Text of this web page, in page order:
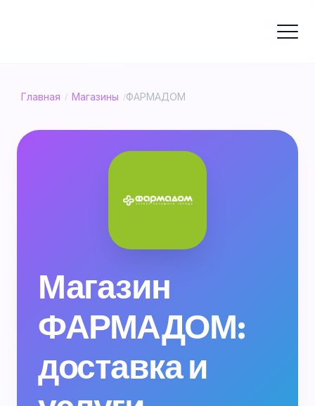
Главная / Магазины /ФАРМАДОМ
Магазин
ФАРМАДОМ:
доставка и